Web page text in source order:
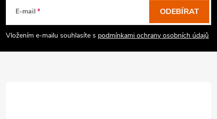
E-mail
Vložením e-mailu souhlasíte s podmínkami ochrany osobních údajů
ODEBÍRAT